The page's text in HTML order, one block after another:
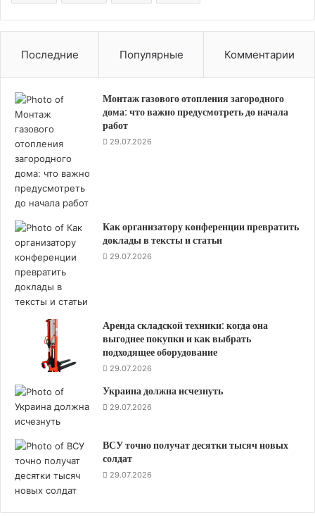
Последние Популярные Комментарии
Монтаж газового отопления загородного
дома: что важно предусмотреть до начала
работ
29.07.2026
Как организатору конференции превратить
доклады в тексты и статьи
29.07.2026
Аренда складской техники: когда она
выгоднее покупки и как выбрать
подходящее оборудование
29.07.2026
Украина должна исчезнуть
29.07.2026
ВСУ точно получат десятки тысяч новых
солдат
29.07.2026